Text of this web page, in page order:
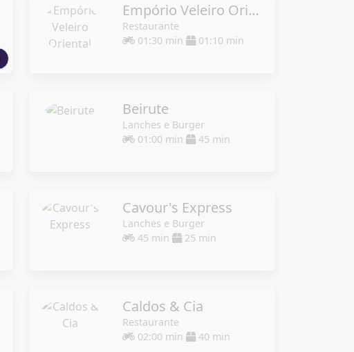
Empório Veleiro Oriental
Restaurante
01:30 min
01:10 min
Beirute
Lanches e Burger
01:00 min
45 min
Cavour's Express
Lanches e Burger
45 min
25 min
Caldos & Cia
Restaurante
02:00 min
40 min